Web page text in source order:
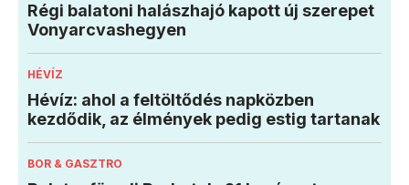
Régi balatoni halászhajó kapott új szerepet
Vonyarcvashegyen
HÉVÍZ
Hévíz: ahol a feltöltődés napközben
kezdődik, az élmények pedig estig tartanak
BOR & GASZTRO